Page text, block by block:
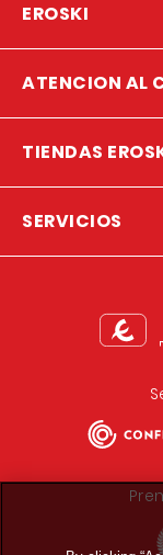
EROSKI
ATENCION AL
TIENDAS
SERVICIOS